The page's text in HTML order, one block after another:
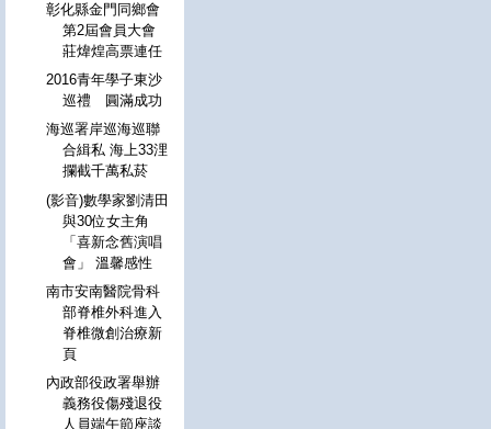
彰化縣金門同鄉會
第2屆會員大會
莊煒煌高票連任
2016青年學子東沙
巡禮 圓滿成功
海巡署岸巡海巡聯
合緝私 海上33浬
攔截千萬私菸
(影音)數學家劉清田
與30位女主角
「喜新念舊演唱
會」 溫馨感性
南市安南醫院骨科
部脊椎外科進入
脊椎微創治療新
頁
內政部役政署舉辦
義務役傷殘退役
人員端午節座談